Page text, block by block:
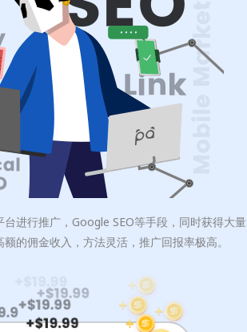
进行推广，Google SEO等手段，同时获得大量
的佣金收入，方法灵活，推广回报率极高。